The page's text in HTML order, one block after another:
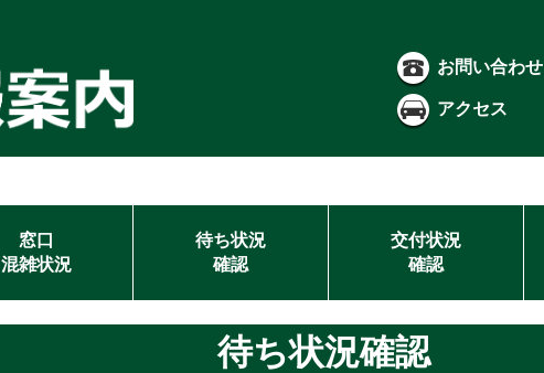
お問い合わせ
アクセス
窓口
混雑状況
待ち状況
確認
交付状況
確認
待ち状況確認